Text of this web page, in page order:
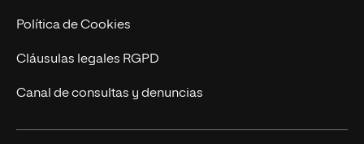
Cursos Universitarios
Actualidad
UNIR Revista
Eventos
Política de Cookies
Cláusulas legales RGPD
Canal de consultas y denuncias